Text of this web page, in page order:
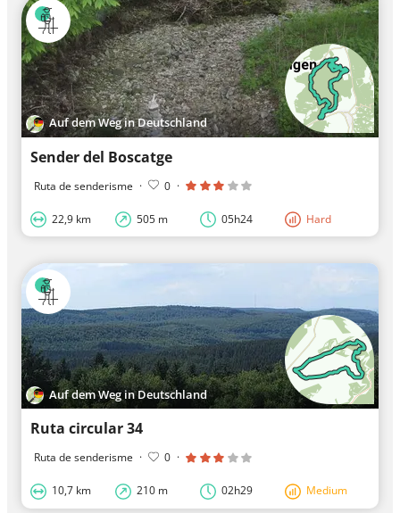
Auf dem Weg in Deutschland
Sender del Boscatge
Ruta de senderisme · 0 ·
22,9 km 505 m 05h24 Hard
Auf dem Weg in Deutschland
Ruta circular 34
Ruta de senderisme · 0 ·
10,7 km 210 m 02h29 Medium